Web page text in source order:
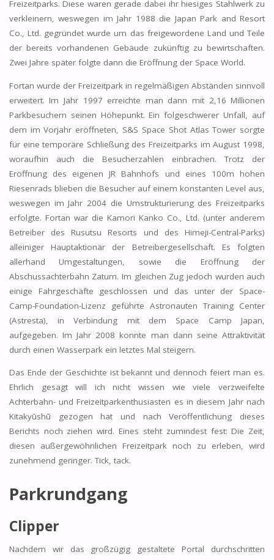
Freizeitparks. Diese waren gerade dabei ihr hiesiges Stahlwerk zu
verkleinern, weswegen im Jahr 1988 die Japan Park and Resort
Co., Ltd. gegründet wurde um das freigewordene Land und Teile
der bereits vorhandenen Gebäude zukünftig zu bewirtschaften.
Zwei Jahre später folgte dann die Eröffnung der Space World.
Fortan wurde der Freizeitpark in regelmäßigen Abständen sinnvoll
erweitert. Im Jahr 1997 erreichte man dann mit 2,16 Millionen
Parkbesuchern seinen Höhepunkt. Ein folgeschwerer Unfall, auf
dem im Vorjahr eröffneten, S&S Space Shot Atlas Tower sorgte
für eine temporäre Schließung des Freizeitparks im August 1998,
woraufhin auch die Besucherzahlen einbrachen. Trotz der
Eröffnung des eigenen JR Bahnhofs und eines 100m hohen
Riesenrads blieben die Besucher auf einem konstanten Level aus,
weswegen im Jahr 2004 die Umstrukturierung des Freizeitparks
erfolgte. Fortan war die Kamori Kanko Co., Ltd. (unter anderem
Betreiber des Rusutsu Resorts und des Himeji-Central-Parks)
alleiniger Hauptaktionär der Betreibergesellschaft. Es folgten
allerhand Umgestaltungen, sowie die Eröffnung der
Abschussachterbahn Zaturn. Im gleichen Zug jedoch wurden auch
einige Fahrgeschäfte geschlossen und das unter der Space-
Camp-Foundation-Lizenz geführte Astronauten Training Center
(Astresta), in Verbindung mit dem Space Camp Japan,
aufgegeben. Im Jahr 2008 konnte man dann seine Attraktivität
durch einen Wasserpark ein letztes Mal steigern.
Das Ende der Geschichte ist bekannt und dennoch feiert man es.
Ehrlich gesagt will ich nicht wissen wie viele verzweifelte
Achterbahn- und Freizeitparkenthusiasten es in diesem Jahr nach
Kitakyūshū gezogen hat und nach Veröffentlichung dieses
Berichts noch ziehen wird. Eines steht zumindest fest: Die Zeit,
diesen außergewöhnlichen Freizeitpark noch zu erleben, wird
zunehmend geringer. Tick, tack.
Parkrundgang
Clipper
Nachdem wir das großzügig gestaltete Portal durchschritten